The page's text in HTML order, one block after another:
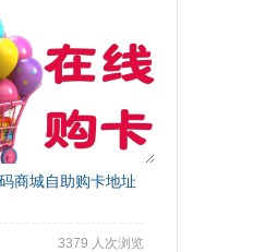
商城自助购卡地址
3379 人次浏览